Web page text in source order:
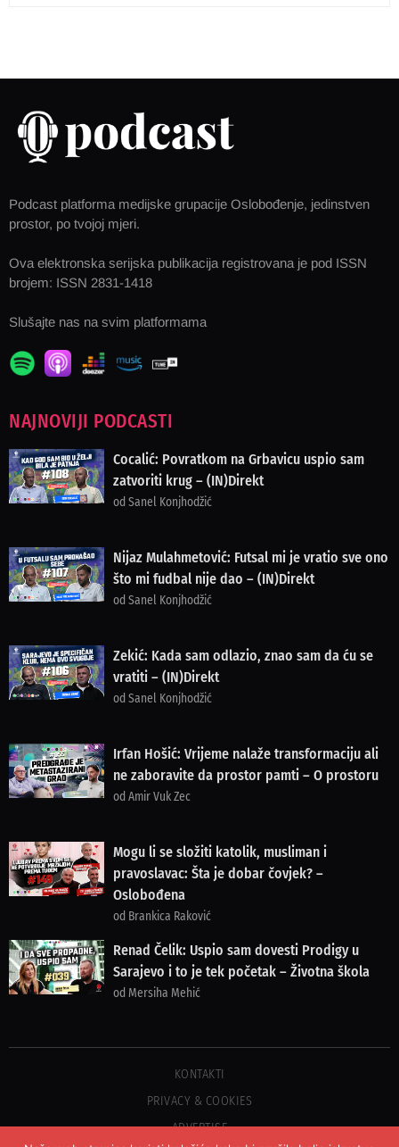
Podcast platforma medijske grupacije Oslobođenje, jedinstven
prostor, po tvojoj mjeri.
Ova elektronska serijska publikacija registrovana je pod ISSN
brojem: ISSN 2831-1418
Slušajte nas na svim platformama
NAJNOVIJI PODCASTI
Cocalić: Povratkom na Grbavicu uspio sam
zatvoriti krug – (IN)Direkt
od Sanel Konjhodžić
Nijaz Mulahmetović: Futsal mi je vratio sve ono
što mi fudbal nije dao – (IN)Direkt
od Sanel Konjhodžić
Zekić: Kada sam odlazio, znao sam da ću se
vratiti – (IN)Direkt
od Sanel Konjhodžić
Irfan Hošić: Vrijeme nalaže transformaciju ali
ne zaboravite da prostor pamti – O prostoru
od Amir Vuk Zec
Mogu li se složiti katolik, musliman i
pravoslavac: Šta je dobar čovjek? –
Oslobođena
od Brankica Raković
Renad Čelik: Uspio sam dovesti Prodigy u
Sarajevo i to je tek početak – Životna škola
od Mersiha Mehić
KONTAKTI
PRIVACY & COOKIES
ADVERTISE